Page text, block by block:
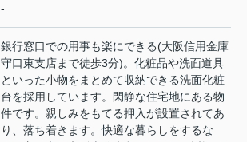
-
銀行窓口での用事も楽にできる(大阪信用金庫
守口東支店まで徒歩3分)。化粧品や洗面道具
といった小物をまとめて収納できる洗面化粧
台を採用しています。閑静な住宅地にある物
件です。親しみをもてる押入が設置されてあ
り、落ち着きます。快適な暮らしをするな